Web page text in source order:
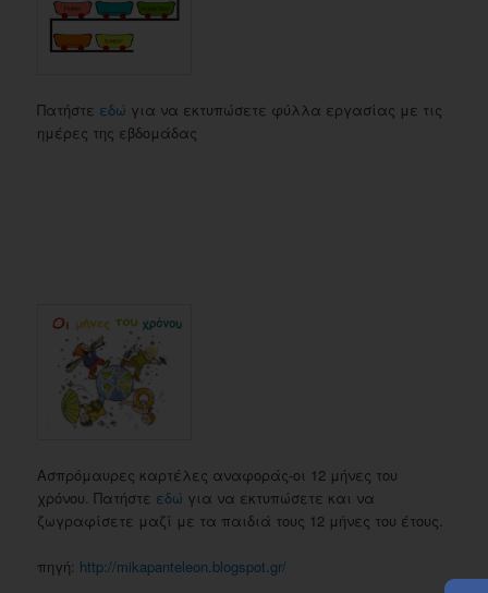
Πατήστε εδώ για να εκτυπώσετε φύλλα εργασίας με τις
ημέρες της εβδομάδας
Ασπρόμαυρες καρτέλες αναφοράς-οι 12 μήνες του
χρόνου. Πατήστε εδώ για να εκτυπώσετε και να
ζωγραφίσετε μαζί με τα παιδιά τους 12 μήνες του έτους.
πηγή: http://mikapanteleon.blogspot.gr/